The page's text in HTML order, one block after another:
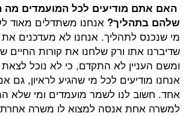
מודיעים לכל המועמדים מה הסטטוס
אנחנו משתדלים מאוד לעדכן את כל
אנחנו לא מעדכנים את כל מי
ורק שלחנו את קורות החיים שלו ללקוח
לא התקדם, כי לא נוכל לצאת מזה. אבל
לכל מי שהגיע לראיון, גם אם רק לראיון
לנו לשמר מועמדים ומי שלא התקבל
אנסה למצוא לו משרה אחרת.